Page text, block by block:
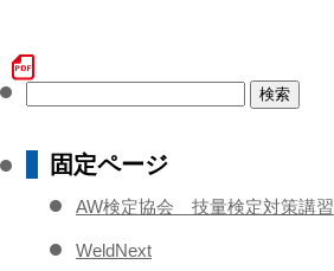
固定ページ
AW検定協会 技量検定対策講習
WeldNext